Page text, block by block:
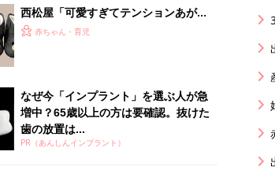
西松屋「可愛すぎてテンションあが
る」「機能性も◎」元子ども服販売員
赤ちゃん・育児
なぜ今「インプラント」を選ぶ人が急
増中？65歳以上の方は要確認。抜けた
歯の放置は...
PR（あんしんインプラント）